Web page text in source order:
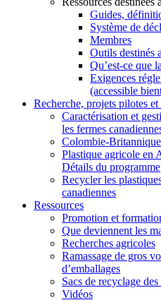
Guides,
Système de
Membres
Outils destinés
Qu’est-ce que
Exigences
(accessible
Recherche, projets pilotes
Caractérisation et
les fermes
Colombie-
Plastique agricole en
Détails du programme
Recycler les
canadiennes
Ressources
Promotion et
Que deviennent les
Recherches agricoles
Ramassage de gros
d’emballages
Sacs de recyclage
Vidéos